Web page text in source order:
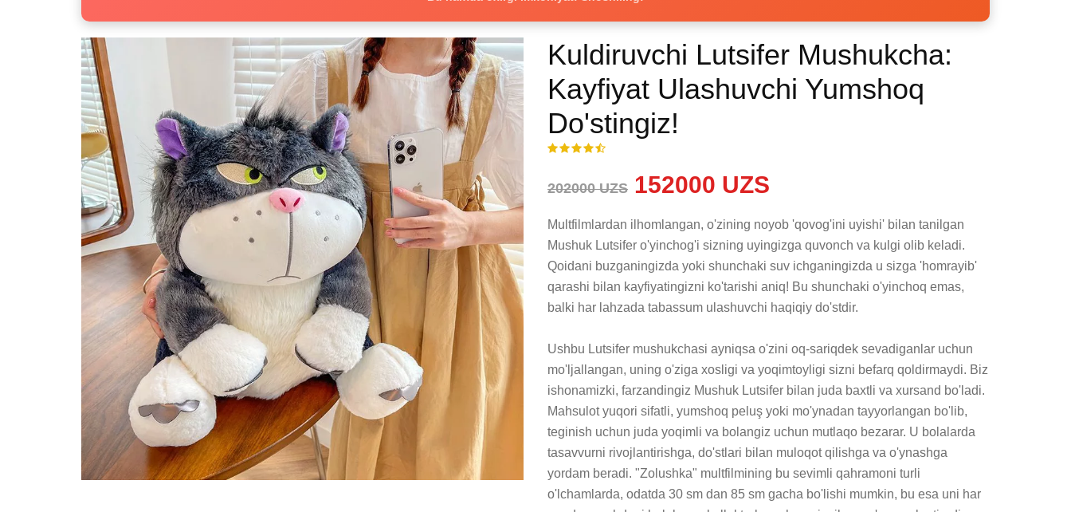
Kuldiruvchi Lutsifer Mushukcha:
Kayfiyat Ulashuvchi Yumshoq
Do'stingiz!
202000 UZS 152000 UZS
Multfilmlardan ilhomlangan, o'zining noyob 'qovog'ini uyishi' bilan tanilgan
Mushuk Lutsifer o'yinchog'i sizning uyingizga quvonch va kulgi olib keladi.
Qoidani buzganingizda yoki shunchaki suv ichganingizda u sizga 'homrayib'
qarashi bilan kayfiyatingizni ko'tarishi aniq! Bu shunchaki o'yinchoq emas,
balki har lahzada tabassum ulashuvchi haqiqiy do'stdir.
Ushbu Lutsifer mushukchasi ayniqsa o'zini oq-sariqdek sevadiganlar uchun
mo'ljallangan, uning o'ziga xosligi va yoqimtoyligi sizni befarq qoldirmaydi. Biz
ishonamizki, farzandingiz Mushuk Lutsifer bilan juda baxtli va xursand bo'ladi.
Mahsulot yuqori sifatli, yumshoq peluş yoki mo'ynadan tayyorlangan bo'lib,
teginish uchun juda yoqimli va bolangiz uchun mutlaqo bezarar. U bolalarda
tasavvurni rivojlantirishga, do'stlari bilan muloqot qilishga va o'ynashga
yordam beradi. "Zolushka" multfilmining bu sevimli qahramoni turli
o'lchamlarda, odatda 30 sm dan 85 sm gacha bo'lishi mumkin, bu esa uni har